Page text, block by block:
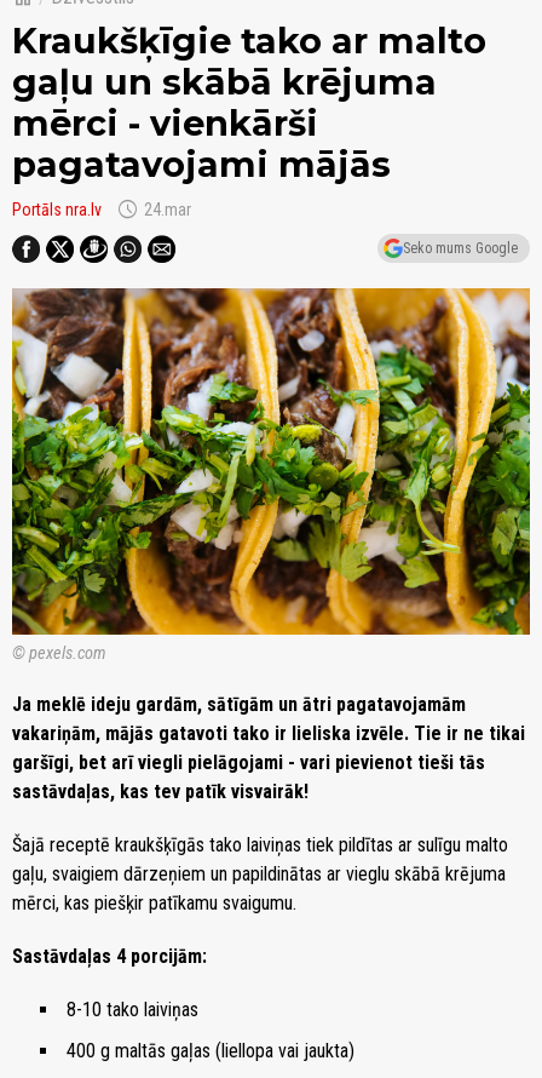
Kraukšķīgie tako ar malto
gaļu un skābā krējuma
mērci - vienkārši
pagatavojami mājās
Portāls nra.lv schedule 24.mar
Seko mums Google
© pexels.com
Ja meklē ideju gardām, sātīgām un ātri pagatavojamām
vakariņām, mājās gatavoti tako ir lieliska izvēle. Tie ir ne tikai
garšīgi, bet arī viegli pielāgojami - vari pievienot tieši tās
sastāvdaļas, kas tev patīk visvairāk!
Šajā receptē kraukšķīgās tako laiviņas tiek pildītas ar sulīgu malto
gaļu, svaigiem dārzeņiem un papildinātas ar vieglu skābā krējuma
mērci, kas piešķir patīkamu svaigumu.
Sastāvdaļas 4 porcijām:
8-10 tako laiviņas
400 g maltās gaļas (liellopa vai jaukta)